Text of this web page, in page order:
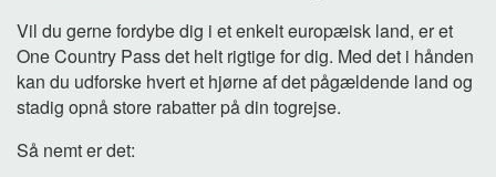
Vil du gerne fordybe dig i et enkelt europæisk land, er et
One Country Pass det helt rigtige for dig. Med det i hånden
kan du udforske hvert et hjørne af det pågældende land og
stadig opnå store rabatter på din togrejse.
Så nemt er det: